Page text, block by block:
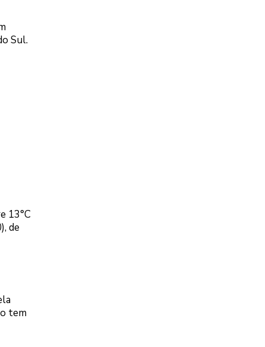
Sul.
13°C
de
tem